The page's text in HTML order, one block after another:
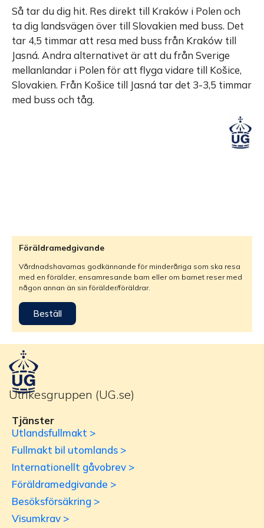
Så tar du dig hit. Res direkt till Kraków i Polen och
ta dig landsvägen över till Slovakien med buss. Det
tar 4,5 timmar att resa med buss från Kraków till
Jasná. Andra alternativet är att du från Sverige
mellanlandar i Polen för att flyga vidare till Košice,
Slovakien. Från Košice till Jasná tar det 3-3,5 timmar
med buss och tåg.
Föräldramedgivande
Vårdnadshavarnas godkännande för minderåriga som ska resa
med en förälder, ensamresande barn eller om barnet reser med
någon annan än sin förälder/föräldrar.
Beställ
Utrikesgruppen (UG.se)
Tjänster
Utlandsfullmakt >
Fullmakt bil utomlands >
Internationellt gåvobrev >
Föräldramedgivande >
Besöksförsäkring >
Visumkrav >